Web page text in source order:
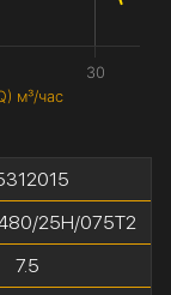
м³/час
30
25Н/075Т2
7.5